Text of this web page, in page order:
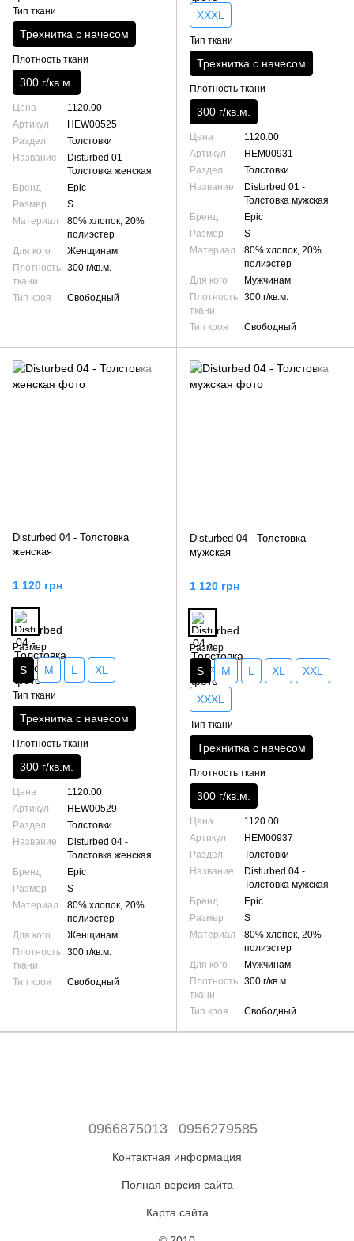
Тип ткани
Трехнитка с начесом
Плотность ткани
300 г/кв.м.
Цена
1120.00
Артикул
HEW00525
Раздел
Толстовки
Название
Disturbed 01 -
Толстовка женская
Бренд
Epic
Размер
S
Материал
80% хлопок, 20%
полиэстер
Для кого
Женщинам
Плотность
ткани
300 г/кв.м.
Тип кроя Свободный
XXXL
Тип ткани
Трехнитка с начесом
Плотность ткани
300 г/кв.м.
Цена
1120.00
Артикул
HEM00931
Раздел
Толстовки
Название
Disturbed 01 -
Толстовка мужская
Бренд
Epic
Размер
S
Материал
80% хлопок, 20%
полиэстер
Для кого
Мужчинам
Плотность
ткани
300 г/кв.м.
Тип кроя Свободный
Disturbed 04 - Толстовка
женская
1 120 грн
Размер
S M L XL
Тип ткани
Трехнитка с начесом
Плотность ткани
300 г/кв.м.
Цена
1120.00
Артикул
HEW00529
Раздел
Толстовки
Название
Disturbed 04 -
Толстовка женская
Бренд
Epic
Размер
S
Материал
80% хлопок, 20%
полиэстер
Для кого
Женщинам
Плотность
ткани
300 г/кв.м.
Тип кроя Свободный
Disturbed 04 - Толстовка
мужская
1 120 грн
Размер
S M L XL XXL
XXXL
Тип ткани
Трехнитка с начесом
Плотность ткани
300 г/кв.м.
Цена
1120.00
Артикул
HEM00937
Раздел
Толстовки
Название
Disturbed 04 -
Толстовка мужская
Бренд
Epic
Размер
S
Материал
80% хлопок, 20%
полиэстер
Для кого
Мужчинам
Плотность
ткани
300 г/кв.м.
Тип кроя Свободный
0966875013 0956279585
Контактная информация
Полная версия сайта
Карта сайта